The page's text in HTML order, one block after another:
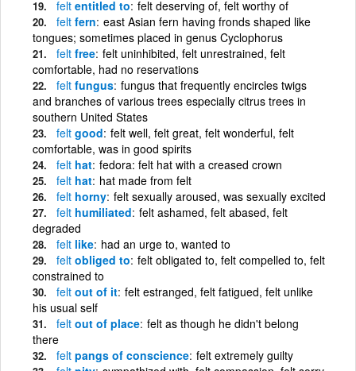
felt entitled to felt deserving of, felt worthy of
felt fern east Asian fern having fronds shaped like
tongues; sometimes placed in genus Cyclophorus
felt free felt uninhibited, felt unrestrained, felt
comfortable, had no reservations
felt fungus fungus that frequently encircles twigs
and branches of various trees especially citrus trees in
southern United States
felt good felt well, felt great, felt wonderful, felt
comfortable, was in good spirits
felt hat fedora: felt hat with a creased crown
felt hat hat made from felt
felt horny felt sexually aroused, was sexually excited
felt humiliated felt ashamed, felt abased, felt
degraded
felt like had an urge to, wanted to
felt obliged to felt obligated to, felt compelled to, felt
constrained to
felt out of it felt estranged, felt fatigued, felt unlike
his usual self
felt out of place felt as though he didn't belong
there
felt pangs of conscience felt extremely guilty